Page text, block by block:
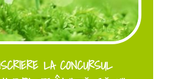
LA CONCURSUL